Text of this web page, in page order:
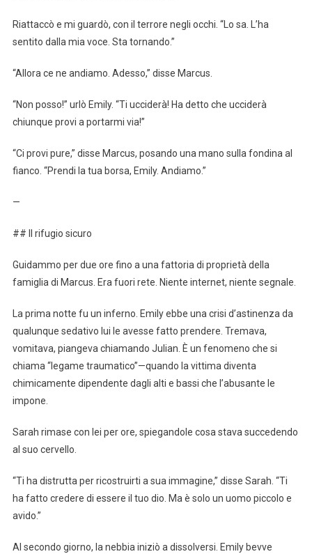
Riattaccò e mi guardò, con il terrore negli occhi. “Lo sa. L’ha
sentito dalla mia voce. Sta tornando.”
“Allora ce ne andiamo. Adesso,” disse Marcus.
“Non posso!” urlò Emily. “Ti ucciderà! Ha detto che ucciderà
chiunque provi a portarmi via!”
“Ci provi pure,” disse Marcus, posando una mano sulla fondina al
fianco. “Prendi la tua borsa, Emily. Andiamo.”
—
## Il rifugio sicuro
Guidammo per due ore fino a una fattoria di proprietà della
famiglia di Marcus. Era fuori rete. Niente internet, niente segnale.
La prima notte fu un inferno. Emily ebbe una crisi d’astinenza da
qualunque sedativo lui le avesse fatto prendere. Tremava,
vomitava, piangeva chiamando Julian. È un fenomeno che si
chiama “legame traumatico”—quando la vittima diventa
chimicamente dipendente dagli alti e bassi che l’abusante le
impone.
Sarah rimase con lei per ore, spiegandole cosa stava succedendo
al suo cervello.
“Ti ha distrutta per ricostruirti a sua immagine,” disse Sarah. “Ti
ha fatto credere di essere il tuo dio. Ma è solo un uomo piccolo e
avido.”
Al secondo giorno, la nebbia iniziò a dissolversi. Emily bevve